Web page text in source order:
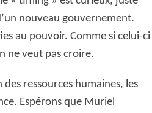
nouveau gouvernement.
au pouvoir. Comme si celui-ci
ne veut pas croire.
ressources humaines, les
Espérons que Muriel